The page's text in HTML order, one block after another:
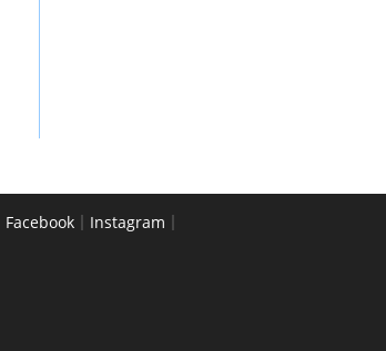
Facebook ｜ Instagram ｜